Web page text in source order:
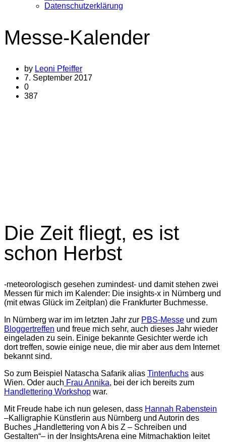
Datenschutzerklärung
Messe-Kalender
by Leoni Pfeiffer
7. September 2017
0
387
Die Zeit fliegt, es ist
schon Herbst
-meteorologisch gesehen zumindest- und damit stehen zwei
Messen für mich im Kalender: Die insights-x in Nürnberg und
(mit etwas Glück im Zeitplan) die Frankfurter Buchmesse.
In Nürnberg war im im letzten Jahr zur PBS-Messe und zum
Bloggertreffen und freue mich sehr, auch dieses Jahr wieder
eingeladen zu sein. Einige bekannte Gesichter werde ich
dort treffen, sowie einige neue, die mir aber aus dem Internet
bekannt sind.
So zum Beispiel Natascha Safarik alias Tintenfuchs aus
Wien. Oder auch Frau Annika, bei der ich bereits zum
Handlettering Workshop war.
Mit Freude habe ich nun gelesen, dass Hannah Rabenstein
–Kalligraphie Künstlerin aus Nürnberg und Autorin des
Buches „Handlettering von A bis Z – Schreiben und
Gestalten“– in der InsightsArena eine Mitmachaktion leitet